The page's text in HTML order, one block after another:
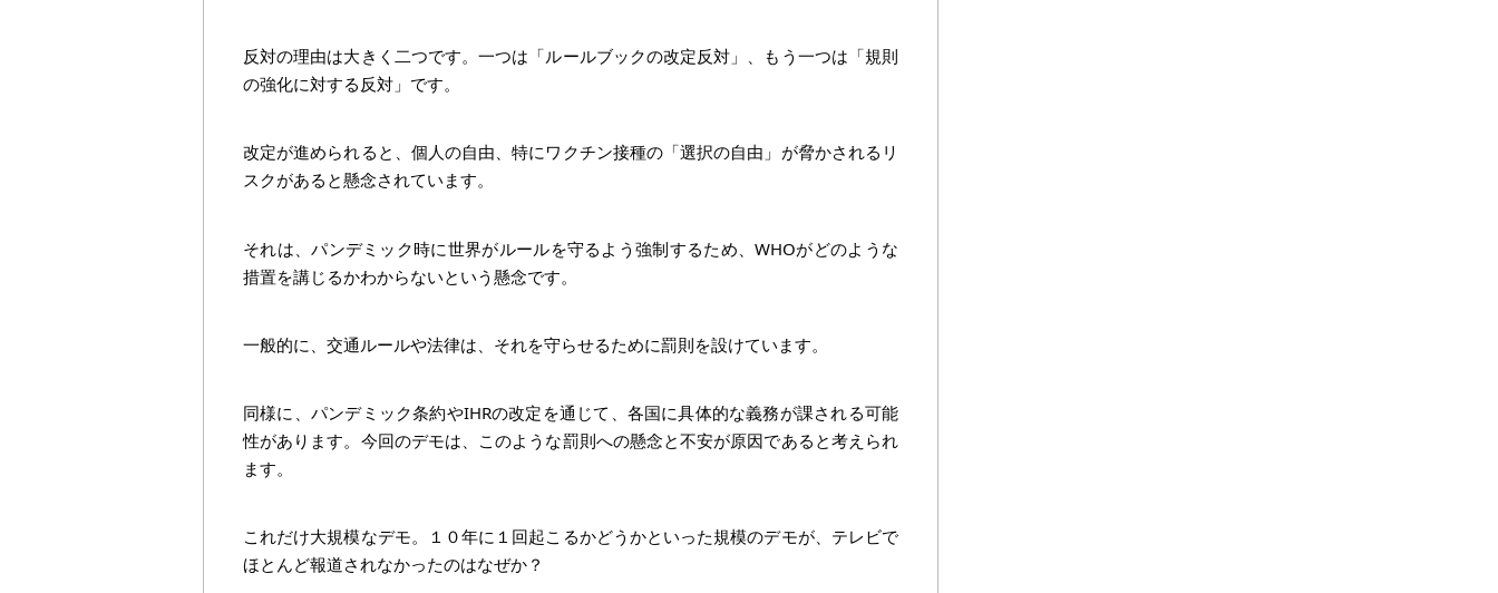
反対の理由は大きく二つです。一つは「ルールブックの改定反対」、もう一つは「規則
の強化に対する反対」です。
改定が進められると、個人の自由、特にワクチン接種の「選択の自由」が脅かされるリ
スクがあると懸念されています。
それは、パンデミック時に世界がルールを守るよう強制するため、WHOがどのような
措置を講じるかわからないという懸念です。
一般的に、交通ルールや法律は、それを守らせるために罰則を設けています。
同様に、パンデミック条約やIHRの改定を通じて、各国に具体的な義務が課される可能
性があります。今回のデモは、このような罰則への懸念と不安が原因であると考えられ
ます。
これだけ大規模なデモ。１０年に１回起こるかどうかといった規模のデモが、テレビで
ほとんど報道されなかったのはなぜか？